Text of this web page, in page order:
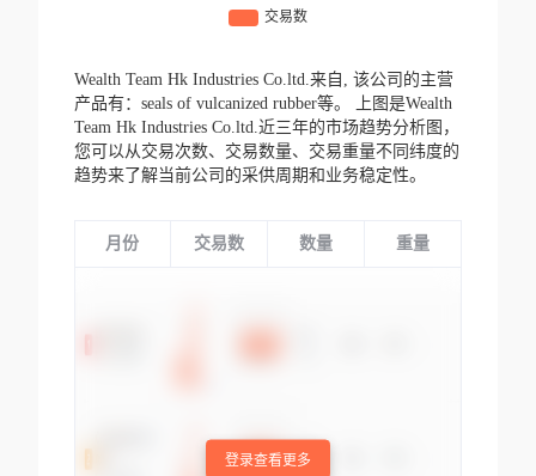
Wealth Team Hk Industries Co.ltd.来自, 该公司的主营
产品有：seals of vulcanized rubber等。
上图是Wealth
Team Hk Industries Co.ltd.近三年的市场趋势分析图，
您可以从交易次数、交易数量、交易重量不同纬度的
趋势来了解当前公司的采供周期和业务稳定性。
月份 交易数 数量 重量
登录查看更多